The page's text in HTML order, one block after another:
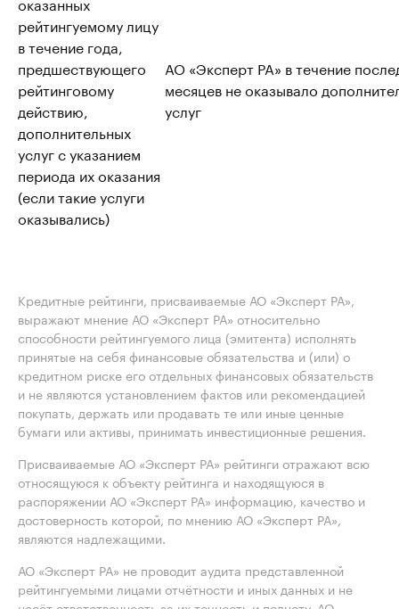
рейтингуемому лицу
в течение года,
предшествующего
рейтинговому
действию,
дополнительных
услуг с указанием
периода их оказания
(если такие услуги
оказывались)
АО «Эксперт РА» в течение
месяцев не оказывало
услуг
Кредитные рейтинги, присваиваемые АО «Эксперт РА»,
выражают мнение АО «Эксперт РА» относительно
способности рейтингуемого лица (эмитента) исполнять
принятые на себя финансовые обязательства и (или) о
кредитном риске его отдельных финансовых обязательств
и не являются установлением фактов или рекомендацией
покупать, держать или продавать те или иные ценные
бумаги или активы, принимать инвестиционные решения.
Присваиваемые АО «Эксперт РА» рейтинги отражают всю
относящуюся к объекту рейтинга и находящуюся в
распоряжении АО «Эксперт РА» информацию, качество и
достоверность которой, по мнению АО «Эксперт РА»,
являются надлежащими.
АО «Эксперт РА» не проводит аудита представленной
рейтингуемыми лицами отчётности и иных данных и не